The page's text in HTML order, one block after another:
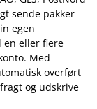
sende pakker
egen
en eller flere
Med
overført
og udskrive